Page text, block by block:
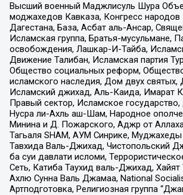
Высший военный Маджлисуль Шура
моджахедов Кавказа, Конгресс народов
Дагестана, База, Асбат аль-Ансар,
Исламская группа, Братья-мусульмане,
освобождения, Лашкар-И-Тайба,
Движение Талибан, Исламская партия
Общество социальных реформ,
исламского наследия, Дом двух
Исламский джихад, Аль-Каида, Имарат
Правый сектор, Исламское
Нусра ли-Ахль аш-Шам, Народное
Минина и Д. Пожарского, Аджр от
Тагьаля SHAM, АУМ Синрике,
Тавхида Валь-Джихад, Чистопольский
ба суи давлати исломи,
Сеть, Катиба Таухид валь-Джихад,
Ахлю Сунна Валь Джамаа, National
Артподготовка, Религиозная группа